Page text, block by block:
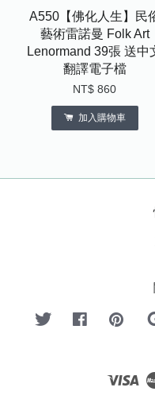
A550【佛化人生】民
藝術雷諾曼 Folk Art
Lenormand 39張 送中
翻譯電子檔
NT$ 860
加入購物車
Twitter Facebook